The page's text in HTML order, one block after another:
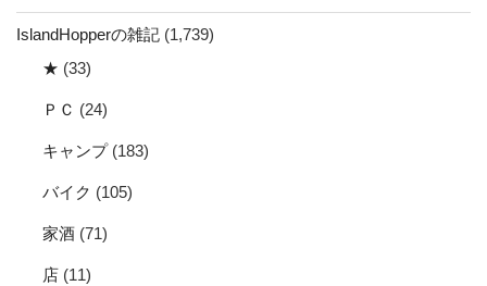
IslandHopperの雑記 (1,739)
★ (33)
ＰＣ (24)
キャンプ(183)
バイク (105)
家酒 (71)
店 (11)